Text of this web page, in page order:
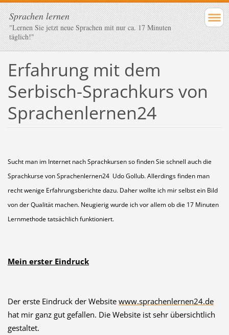
Sprachen lernen
"Lernen Sie jetzt neue Sprachen mit nur ca. 17 Minuten
täglich!"
Erfahrung mit dem
Serbisch-Sprachkurs von
Sprachenlernen24
Sucht man im Internet nach Sprachkursen so finden Sie schnell auch die
Sprachkurse von Sprachenlernen24 Udo Gollub. Allerdings finden man
recht wenige Erfahrungsberichte dazu. Daher wollte ich mir selbst ein Bild
von der Qualität machen. Neugierig wurde ich vor allem ob die 17 Minuten
Lernmethode tatsächlich funktioniert.
Mein erster Eindruck
Der erste Eindruck der Website www.sprachenlernen24.de
hat mir ganz gut gefallen. Die Website ist sehr übersichtlich
gestaltet.